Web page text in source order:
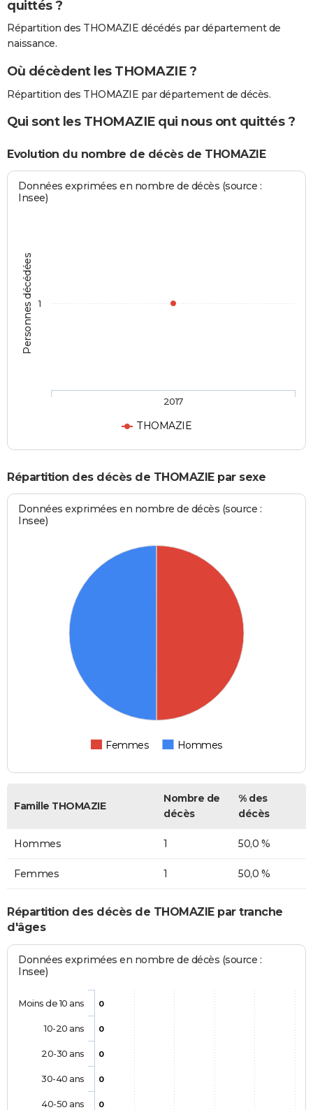
quittés ?
Répartition des THOMAZIE décédés par département de
naissance.
Où décèdent les THOMAZIE ?
Répartition des THOMAZIE par département de décès.
Qui sont les THOMAZIE qui nous ont quittés ?
Evolution du nombre de décès de THOMAZIE
Personnes décédées
Données exprimées en nombre de décès (source :
Insee)
THOMAZIE
2017
1
Répartition des décès de THOMAZIE par sexe
Données exprimées en nombre de décès (source :
Insee)
Femmes Hommes
Famille THOMAZIE
Nombre de
décès
% des
décès
Hommes 1 50,0 %
Femmes 1 50,0 %
Répartition des décès de THOMAZIE par tranche
d'âges
Données exprimées en nombre de décès (source :
Insee)
0
0
0
0
0
Moins de 10 ans
10-20 ans
20-30 ans
30-40 ans
40-50 ans